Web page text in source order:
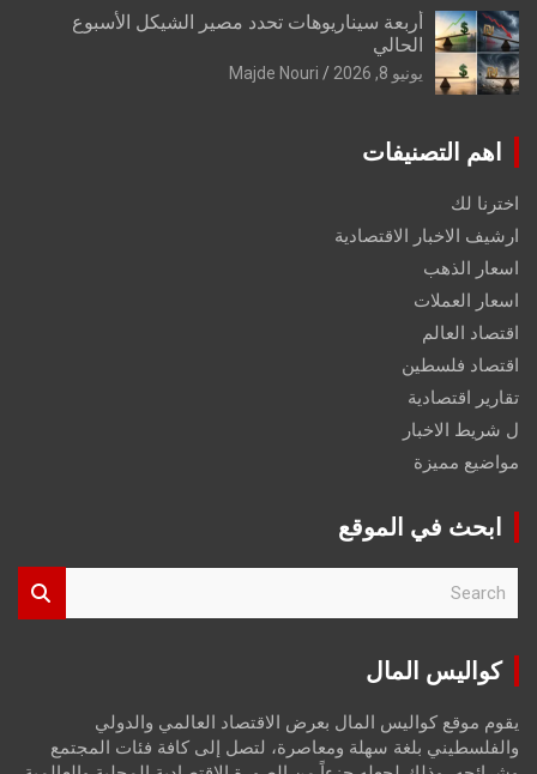
أربعة سيناريوهات تحدد مصير الشيكل الأسبوع
الحالي
يونيو 8, 2026 Majde Nouri
اهم التصنيفات
اخترنا لك
ارشيف الاخبار الاقتصادية
اسعار الذهب
اسعار العملات
اقتصاد العالم
اقتصاد فلسطين
تقارير اقتصادية
ل شريط الاخبار
مواضيع مميزة
ابحث في الموقع
r
كواليس المال
يقوم موقع كواليس المال بعرض الاقتصاد العالمي والدولي
والفلسطيني بلغة سهلة ومعاصرة، لتصل إلى كافة فئات المجتمع